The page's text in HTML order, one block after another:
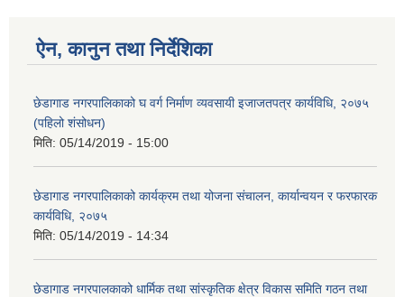
ऐन, कानुन तथा निर्देशिका
छेडागाड नगरपालिकाको घ वर्ग निर्माण व्यवसायी इजाजतपत्र कार्यविधि, २०७५
(पहिलो शंसोधन)
मिति: 05/14/2019 - 15:00
छेडागाड नगरपालिकाको कार्यक्रम तथा योजना संचालन, कार्यान्वयन र फरफारक
कार्यविधि, २०७५
मिति: 05/14/2019 - 14:34
छेडागाड नगरपालकाको धार्मिक तथा सांस्कृतिक क्षेत्र विकास समिति गठन तथा